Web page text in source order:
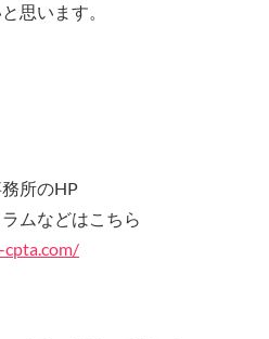
思います。
所のHP
ムなどはこちら